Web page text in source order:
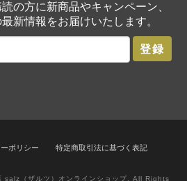
はコーヒーフェスで初めて選んだsalzさ
くて２個買ってよかったです☺︎
の方に新商品やキャンペーン、
新情報をお届けいたします。
登録
ポリシー 特定商取引法に基づく表記
（ザルツ）オンラインショップ. All Rights